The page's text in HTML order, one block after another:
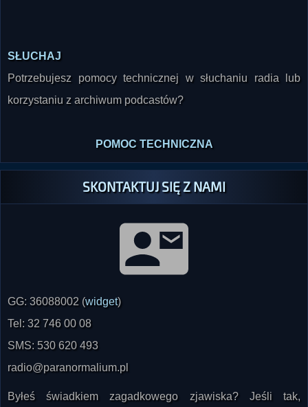
Potrzebujesz pomocy technicznej w słuchaniu radia lub
korzystaniu z archiwum podcastów?
SKONTAKTUJ SIĘ Z NAMI
)
Tel: 32 746 00 08
SMS: 530 620 493
radio@paranormalium.pl
Byłeś świadkiem zagadkowego zjawiska? Jeśli tak,
poinformuj nas o tym już dziś! Czekamy na relacje